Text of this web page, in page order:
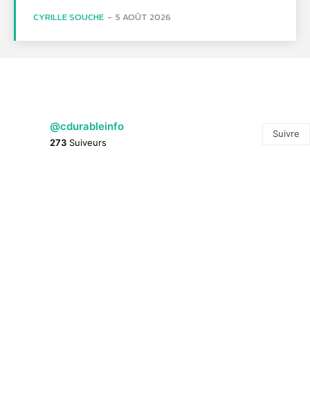
CYRILLE SOUCHE - 5 AOÛT 2026
@cdurableinfo
273 Suiveurs
Suivre